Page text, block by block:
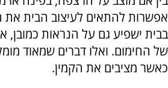
אפשרות להתאים לעיצוב הבית את
בבית ישפיע גם על הנראות כמובן,
של החימום. ואלו דברים שמאוד
כאשר מציבים את הקמין.